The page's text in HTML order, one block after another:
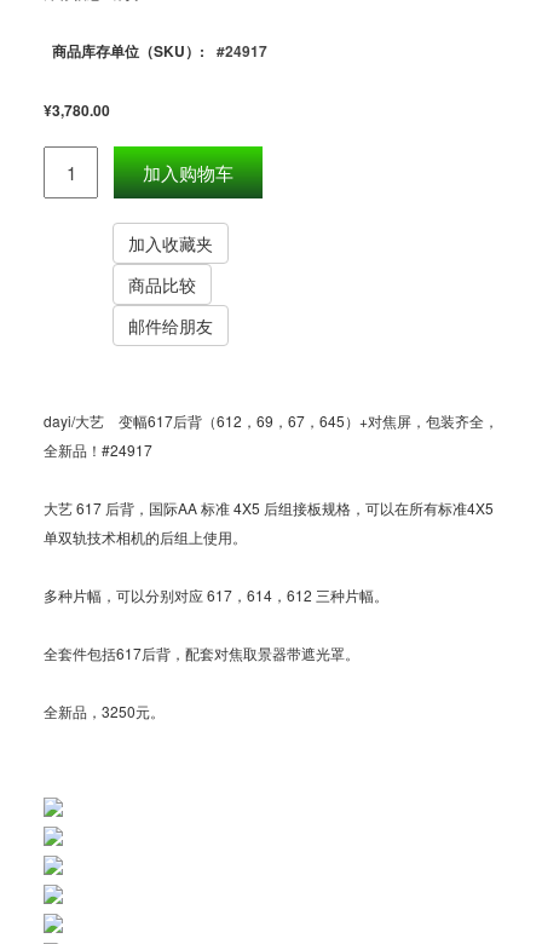
商品库存单位（SKU）: #24917
¥3,780.00
dayi/大艺 变幅617后背（612，69，67，645）+对焦屏，包装齐全，
全新品！#24917
大艺 617 后背，国际AA 标准 4X5 后组接板规格，可以在所有标准4X5
单双轨技术相机的后组上使用。
多种片幅，可以分别对应 617，614，612 三种片幅。
全套件包括617后背，配套对焦取景器带遮光罩。
全新品，3250元。